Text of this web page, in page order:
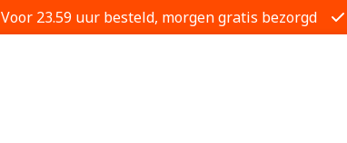
Voor 23.59 uur besteld, morgen gratis bezorgd